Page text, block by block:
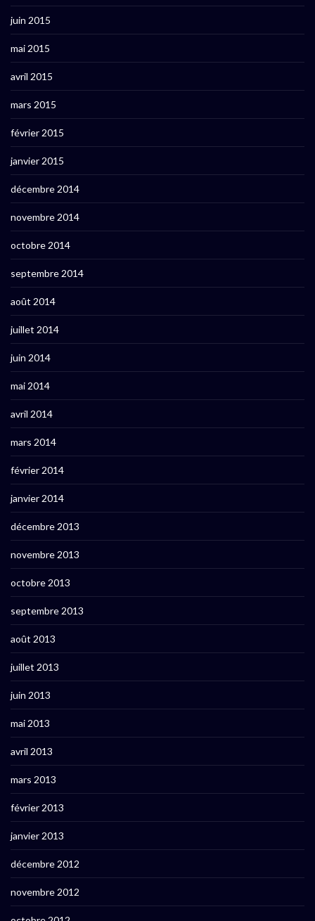
juin 2015
mai 2015
avril 2015
mars 2015
février 2015
janvier 2015
décembre 2014
novembre 2014
octobre 2014
septembre 2014
août 2014
juillet 2014
juin 2014
mai 2014
avril 2014
mars 2014
février 2014
janvier 2014
décembre 2013
novembre 2013
octobre 2013
septembre 2013
août 2013
juillet 2013
juin 2013
mai 2013
avril 2013
mars 2013
février 2013
janvier 2013
décembre 2012
novembre 2012